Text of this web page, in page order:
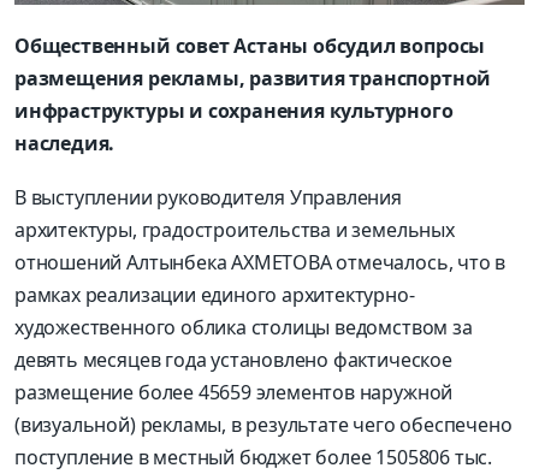
Общественный совет Астаны обсудил вопросы
размещения рекламы, развития транспортной
инфраструктуры и сохранения культурного
наследия.
В выступлении руководителя Управления
архитектуры, градостроительства и земельных
отношений Алтынбека АХМЕТОВА отмечалось, что в
рамках реализации единого архитектурно-
художественного облика столицы ведомством за
девять месяцев года установлено фактическое
размещение более 45659 элементов наружной
(визуальной) рекламы, в результате чего обеспечено
поступление в местный бюджет более 1505806 тыс.